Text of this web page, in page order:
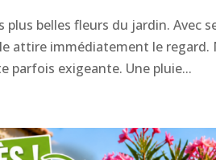
plus belles fleurs du jardin. Avec
attire immédiatement le regard.
parfois exigeante. Une pluie...